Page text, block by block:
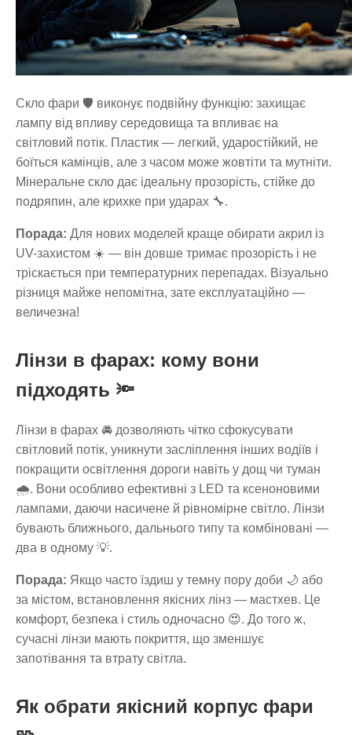
Скло фари 🛡️ виконує подвійну функцію: захищає
лампу від впливу середовища та впливає на
світловий потік. Пластик — легкий, ударостійкий, не
боїться камінців, але з часом може жовтіти та мутніти.
Мінеральне скло дає ідеальну прозорість, стійке до
подряпин, але крихке при ударах 🔧.
Порада: Для нових моделей краще обирати акрил із
UV-захистом ☀️ — він довше тримає прозорість і не
тріскається при температурних перепадах. Візуально
різниця майже непомітна, зате експлуатаційно —
величезна!
Лінзи в фарах: кому вони
підходять 🔦
Лінзи в фарах 🚘 дозволяють чітко сфокусувати
світловий потік, уникнути засліплення інших водіїв і
покращити освітлення дороги навіть у дощ чи туман
🌧️. Вони особливо ефективні з LED та ксеноновими
лампами, даючи насичене й рівномірне світло. Лінзи
бувають ближнього, дальнього типу та комбіновані —
два в одному 💡.
Порада: Якщо часто їздиш у темну пору доби 🌙 або
за містом, встановлення якісних лінз — мастхев. Це
комфорт, безпека і стиль одночасно 😍. До того ж,
сучасні лінзи мають покриття, що зменшує
запотівання та втрату світла.
Як обрати якісний корпус фари